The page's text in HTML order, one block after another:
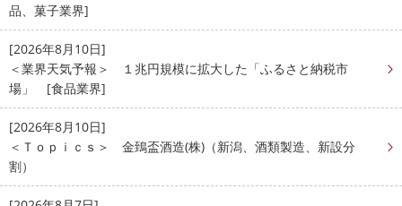
品、菓子業界]
[2026年8月10日]
＜業界天気予報＞ １兆円規模に拡大した「ふるさと納税市
場」 [食品業界]
[2026年8月10日]
＜Ｔｏｐｉｃｓ＞ 金鵄盃酒造(株)（新潟、酒類製造、新設分
割）